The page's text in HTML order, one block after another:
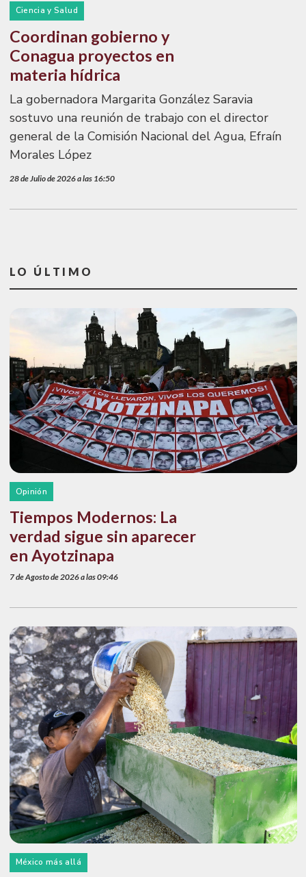
Ciencia y Salud
Coordinan gobierno y
Conagua proyectos en
materia hídrica
La gobernadora Margarita González Saravia
sostuvo una reunión de trabajo con el director
general de la Comisión Nacional del Agua, Efraín
Morales López
28 de Julio de 2026 a las 16:50
LO ÚLTIMO
Opinión
Tiempos Modernos: La
verdad sigue sin aparecer
en Ayotzinapa
7 de Agosto de 2026 a las 09:46
México más allá